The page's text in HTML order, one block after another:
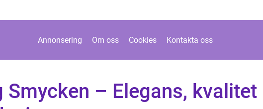
Annonsering Om oss Cookies Kontakta oss
Smycken – Elegans, kvalitet